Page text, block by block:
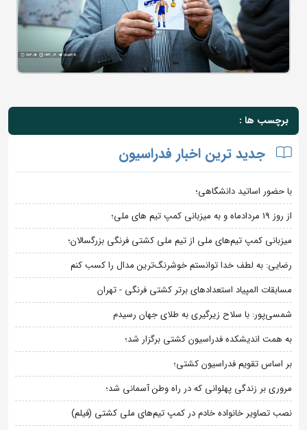
برچسب ها :
جدید ترین اخبار فدراسیون
با حضور اساتید دانشگاهی؛
از روز 19 مردادماه و به میزبانی کمپ تیم های ملی؛
میزبانی کمپ تیم‌های ملی از تیم ملی کشتی فرنگی بزرگسالان؛
رضایی: به لطف خدا توانستم خوشرنگ‌ترین مدال را کسب کنم
مسابقات المپیاد استعدادهای برتر کشتی فرنگی - تهران
شمسی‌پور: با سلاح زیرگیری به طلای جهان رسیدم
به همت اندیشکده فدراسیون کشتی برگزار شد؛
بر اساس تقویم فدراسیون کشتی؛
مروری بر زندگی پهلوانی که در راه وطن آسمانی شد؛
نصب تصاویر خانواده خادم در کمپ تیم‌های ملی کشتی (فیلم)